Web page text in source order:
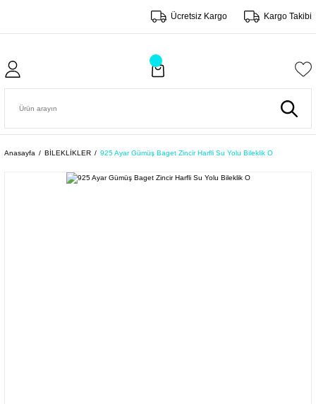
Ücretsiz Kargo Kargo Takibi
Anasayfa BİLEKLİKLER 925 Ayar Gümüş Baget Zincir Harfli Su Yolu Bileklik O